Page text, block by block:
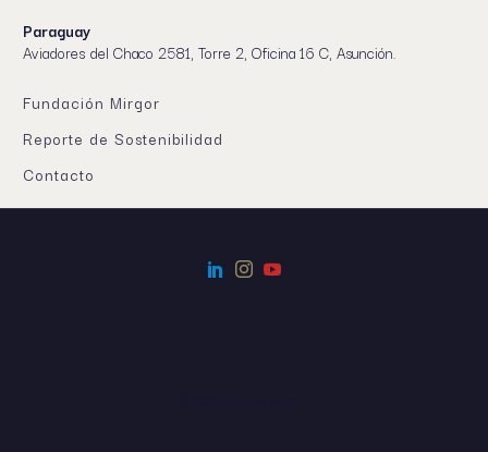
Paraguay
Aviadores del Chaco 2581, Torre 2, Oficina 16 C, Asunción.
Fundación Mirgor
Reporte de Sostenibilidad
Contacto